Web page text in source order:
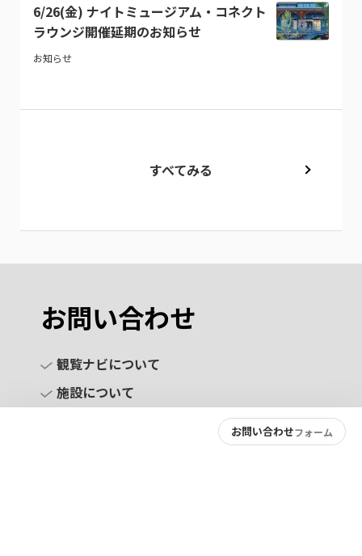
お問い合わせフォーム
6/26(金) ナイトミュージアム・コネクト
ラウンジ開催延期のお知らせ
お知らせ
すべてみる
お問い合わせ
観覧ナビについて
施設について